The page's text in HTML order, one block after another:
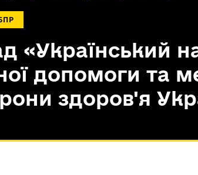
«Український
допомоги та
здоров'я